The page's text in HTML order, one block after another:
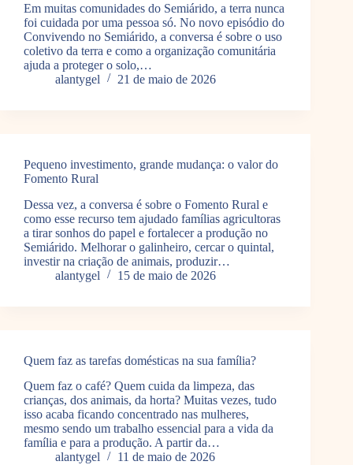
Em muitas comunidades do Semiárido, a terra nunca
foi cuidada por uma pessoa só. No novo episódio do
Convivendo no Semiárido, a conversa é sobre o uso
coletivo da terra e como a organização comunitária
ajuda a proteger o solo,…
alantygel
21 de maio de 2026
Pequeno investimento, grande mudança: o valor do
Fomento Rural
Dessa vez, a conversa é sobre o Fomento Rural e
como esse recurso tem ajudado famílias agricultoras
a tirar sonhos do papel e fortalecer a produção no
Semiárido. Melhorar o galinheiro, cercar o quintal,
investir na criação de animais, produzir…
alantygel
15 de maio de 2026
Quem faz as tarefas domésticas na sua família?
Quem faz o café? Quem cuida da limpeza, das
crianças, dos animais, da horta? Muitas vezes, tudo
isso acaba ficando concentrado nas mulheres,
mesmo sendo um trabalho essencial para a vida da
família e para a produção. A partir da…
alantygel
11 de maio de 2026